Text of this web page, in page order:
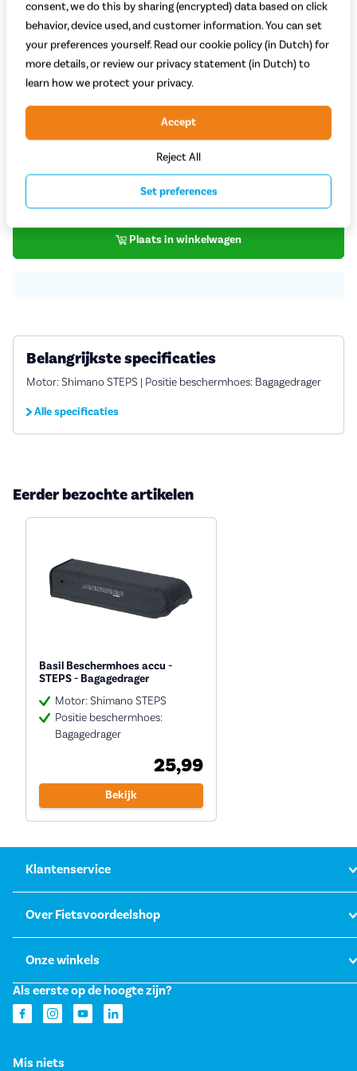
Welke kleur kies je?
Op voorraad bij leverancier
25,99
Plaats in winkelwagen
Belangrijkste specificaties
Motor: Shimano STEPS | Positie beschermhoes: Bagagedrager
Alle specificaties
Eerder bezochte artikelen
Basil Beschermhoes accu -
STEPS - Bagagedrager
Motor: Shimano STEPS
Positie beschermhoes:
Bagagedrager
25,99
Bekijk
Klantenservice
Over Fietsvoordeelshop
Onze winkels
Als eerste op de hoogte zijn?
Mis niets
consent, we do this by sharing (encrypted) data based on click
behavior, device used, and customer information. You can set
your preferences yourself. Read our cookie policy (in Dutch) for
more details, or review our privacy statement (in Dutch) to
learn how we protect your privacy.
Reject All
Accept
Set preferences